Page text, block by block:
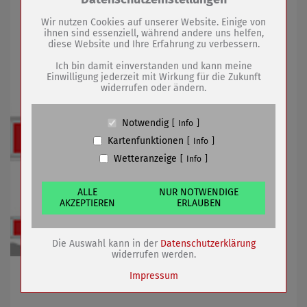
Bahnhofstraße - Einmündung Am
Rothenbach voll gesperrt
Umleitungsschilder vom 20.01.-06.03. beachten
Name
PHP Session Cookie
Anbieter
Eigentümer dieser Website (Wenko-
Wenselaar GmbH & Co. KG)
Absicherung Kontaktformular / SPAM
Cookiespeicherung Entscheidungscookie
Anbieter
Eigentümer dieser Website (Wenko-
Wenselaar GmbH & Co. KG)
Zweck
Speichert die Einstellungen der Besucher
bezüglich der Speicherung von Cookies.
Cookie Name
dywc
Cookie Laufzeit
1 Jahr
Wir nutzen Cookies auf unserer Website. Einige von
ihnen sind essenziell, während andere uns helfen,
diese Website und Ihre Erfahrung zu verbessern.
Ich bin damit einverstanden und kann meine
Einwilligung jederzeit mit Wirkung für die Zukunft
widerrufen oder ändern.
Notwendig Info
Kartenfunktionen Info
Wetteranzeige Info
ALLE
AKZEPTIEREN
NUR NOTWENDIGE
ERLAUBEN
Die Auswahl kann in der Datenschutzerklärung
widerrufen werden.
Impressum